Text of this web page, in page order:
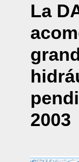
La
2003